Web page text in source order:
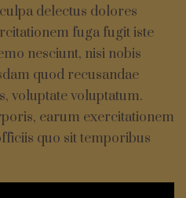
delectus dolores
fuga fugit iste
nesciunt, nisi nobis
quod recusandae
voluptate voluptatum.
earum exercitationem
quo sit temporibus